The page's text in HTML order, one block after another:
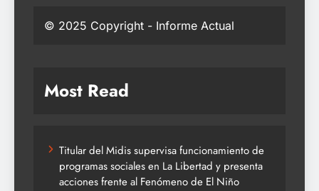
© 2025 Copyright - Informe Actual
Most Read
Titular del Midis supervisa funcionamiento de
programas sociales en La Libertad y presenta
acciones frente al Fenómeno de El Niño